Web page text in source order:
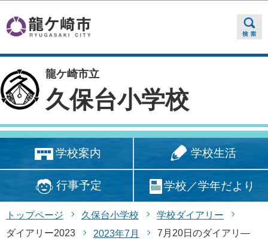
龍ケ崎市立
久保台小学校
学校案内 学校生活
行事予定 学校／学年だより
トップページ 久保台小学校
学校ダイアリー
ダイアリー2023
2023年7月 7月20日のダイアリ―